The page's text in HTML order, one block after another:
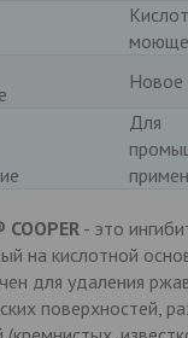
Новое
Для
- это
на кислотной
для удаления
поверхностей,